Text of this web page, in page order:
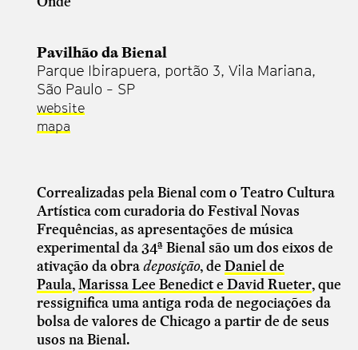
Pavilhão da Bienal
Parque Ibirapuera, portão 3, Vila Mariana,
São Paulo - SP
website
mapa
Correalizadas pela Bienal com o Teatro Cultura
Artística com curadoria do Festival Novas
Frequências, as apresentações de música
experimental da 34ª Bienal são um dos eixos de
ativação da obradeposição, de Daniel de
Paula,Marissa Lee Benedict e David Rueter, que
ressignifica uma antiga roda de negociações da
bolsa de valores de Chicago a partir de de seus
usos na Bienal.